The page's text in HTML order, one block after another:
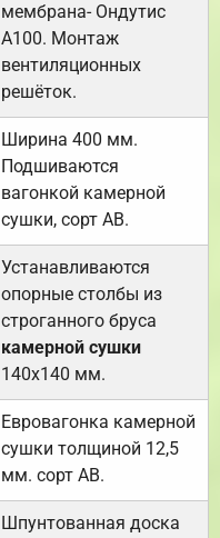
мембрана- Ондутис
А100. Монтаж
вентиляционных
решёток.
Ширина 400 мм.
Подшиваются
вагонкой камерной
сушки, сорт АВ.
Устанавливаются
опорные столбы из
строганного бруса
камерной сушки
140х140 мм.
Евровагонка камерной
сушки толщиной 12,5
мм. сорт АВ.
Шпунтованная доска